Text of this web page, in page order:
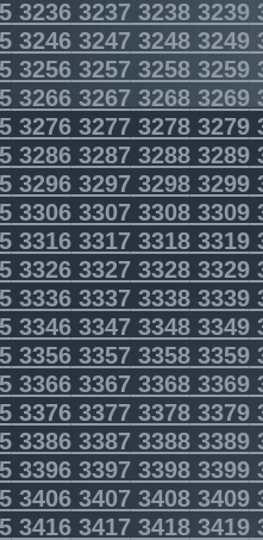
32363237 32383239
32463247 32483249
32563257 32583259
32663267 32683269
3276327732783279
3286328732883289
3296329732983299
3306330733083309
3316331733183319
3326332733283329
3336333733383339
3346334733483349
3356335733583359
3366336733683369
3376337733783379
3386338733883389
3396339733983399
3406340734083409
3416341734183419